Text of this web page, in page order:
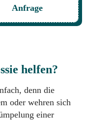
Anfrage
helfen?
denn die
oder wehren sich
einer